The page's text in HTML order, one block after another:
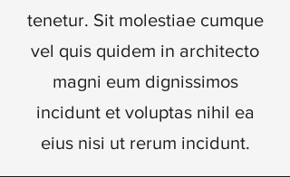
tenetur. Sit molestiae cumque
vel quis quidem in architecto
magni eum dignissimos
incidunt et voluptas nihil ea
eius nisi ut rerum incidunt.